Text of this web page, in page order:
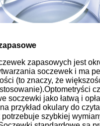
zapasowych jest
soczewek i ma
(to znaczy, że
soczewki jako łatwą i
przykład okulary do
potrzebuje szybkiej